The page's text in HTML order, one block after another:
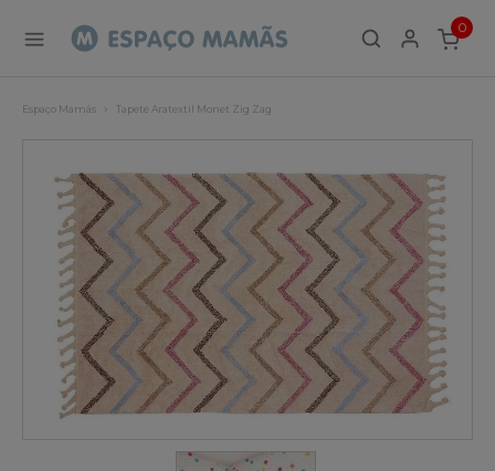
0
ITEMS
Espaço Mamãs Tapete Aratextil Monet Zig Zag